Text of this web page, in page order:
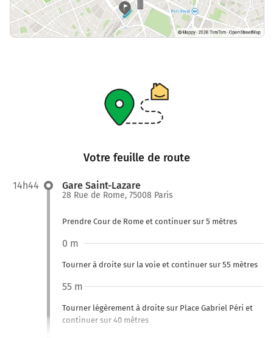
Votre feuille de route
14h44 Gare Saint-Lazare
28 Rue de Rome, 75008 Paris
Prendre Cour de Rome et continuer sur 5 mètres
Tourner à droite sur la voie et continuer sur 55 mètres
0 m
Tourner légèrement à droite sur Place Gabriel Péri et
continuer sur 40 mètres
55 m